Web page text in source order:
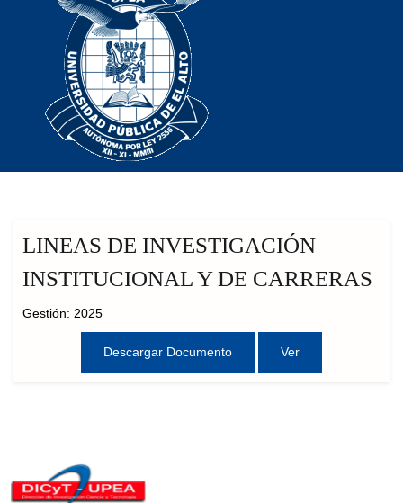
LINEAS DE INVESTIGACIÓN
INSTITUCIONAL Y DE CARRERAS
Gestión: 2025
Descargar Documento Ver